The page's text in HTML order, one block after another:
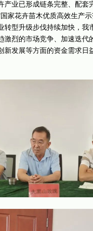
产业已形成链条完整、配套
家花卉苗木优质高效生产
转型升级步伐持续加快，我
激烈的市场竞争、加速迭代
新发展等方面的资金需求日